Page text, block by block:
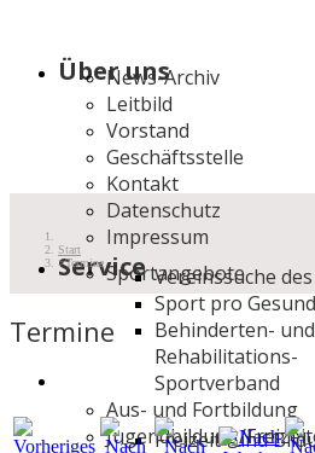
Über uns
News-Archiv
Leitbild
Vorstand
Geschäftsstelle
Kontakt
Datenschutz
Impressum
ServiceSportangebote
Vereinssuche des
Sport pro
Behinderten- und
Rehabilitations-
Sportverband
Aus- und Fortbildung
Jugendbildung/
Freizeit- und
Start
Termine
Termine